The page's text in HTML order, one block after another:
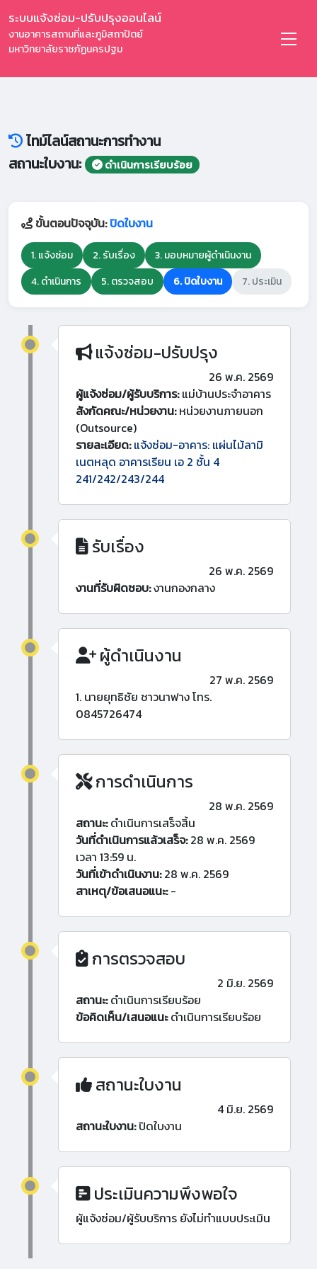
ระบบแจ้งซ่อม-ปรับปรุงออนไลน์
งานอาคารสถานที่และภูมิสถาปัตย์
มหาวิทยาลัยราชภัฏนครปฐม
ไทม์ไลน์สถานะการทำงาน
สถานะใบงาน:
ดำเนินการเรียบร้อย
ขั้นตอนปัจจุบัน:ปิดใบงาน
1. แจ้งซ่อม 2. รับเรื่อง
3. มอบหมายผู้ดำเนินงาน
4. ดำเนินการ
5. ตรวจสอบ 6. ปิดใบงาน 7. ประเมิน
แจ้งซ่อม-ปรับปรุง
26 พ.ค. 2569
ผู้แจ้งซ่อม/ผู้รับบริการ:แม่บ้านประจำอาคาร
สังกัดคณะ/หน่วยงาน:หน่วยงานภายนอก
(Outsource)
รายละเอียด: แจ้งซ่อม-อาคาร: แผ่นไม้ลามิ
เนตหลุด อาคารเรียน เอ 2 ชั้น 4
241/242/243/244
รับเรื่อง
26 พ.ค. 2569
งานที่รับผิดชอบ:งานกองกลาง
ผู้ดำเนินงาน
27 พ.ค. 2569
1. นายยุทธิชัย ชาวนาฟาง โทร.
0845726474
การดำเนินการ
28 พ.ค. 2569
สถานะ:ดำเนินการเสร็จสิ้น
วันที่ดำเนินการแล้วเสร็จ:28 พ.ค. 2569
เวลา 13:59 น.
วันที่เข้าดำเนินงาน:28 พ.ค. 2569
สาเหตุ/ข้อเสนอแนะ:-
การตรวจสอบ
2 มิ.ย. 2569
สถานะ:ดำเนินการเรียบร้อย
ข้อคิดเห็น/เสนอแนะดำเนินการเรียบร้อย
สถานะใบงาน
4 มิ.ย. 2569
สถานะใบงาน:ปิดใบงาน
ประเมินความพึงพอใจ
ผู้แจ้งซ่อม/ผู้รับบริการ ยังไม่ทำแบบประเมิน